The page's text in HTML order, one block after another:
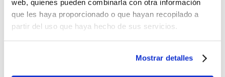
web, quienes pueden combinarla con otra información
que les haya proporcionado o que hayan recopilado a
partir del uso que haya hecho de sus servicios.
Mostrar detalles
Gilt für alle Ihrezukünftigen
Buchungen
kombinierbar